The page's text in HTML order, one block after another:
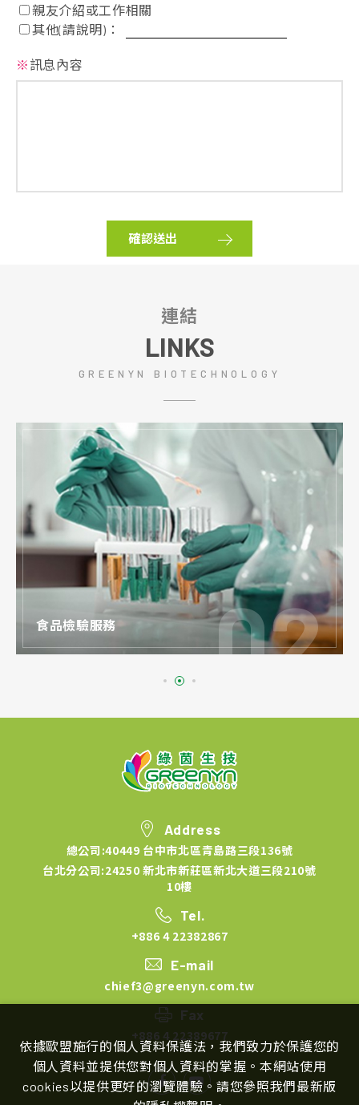
親友介紹或工作相關
其他(請說明)：
※ 訊息內容
確認送出
連結
LINKS
GREENYN BIOTECHNOLOGY
食品檢驗服務
Address
總公司:40449 台中市北區青島路三段136號
台北分公司:24250 新北市新莊區新北大道三段210號
10樓
Tel.
+886 4 22382867
E-mail
chief3@greenyn.com.tw
Fax
+886 4 22389677
依據歐盟施行的個人資料保護法，我們致力於保護您的
個人資料並提供您對個人資料的掌握。本網站使用
cookies以提供更好的瀏覽體驗。請您參照我們最新版